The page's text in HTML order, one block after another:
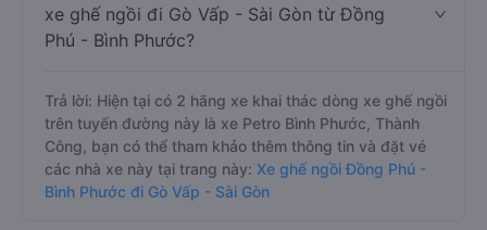
xe ghế ngồi đi Gò Vấp - Sài Gòn từ Đồng
Phú - Bình Phước?
Trả lời: Hiện tại có 2 hãng xe khai thác dòng xe ghế ngồi
trên tuyến đường này là xe Petro Bình Phước, Thành
Công, bạn có thể tham khảo thêm thông tin và đặt vé
các nhà xe này tại trang này: Xe ghế ngồi Đồng Phú -
Bình Phước đi Gò Vấp - Sài Gòn